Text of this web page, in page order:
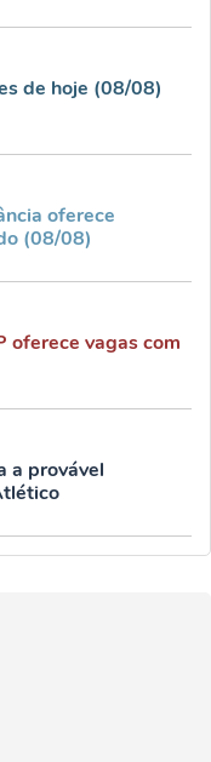
de hoje (08/08)
oferece
(08/08)
oferece vagas com
a provável